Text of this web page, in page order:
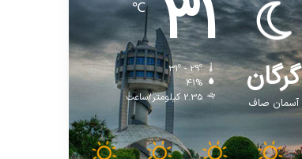
گرگان
آسمان صاف
31
℃
31º - 29º
41%
2.35 کیلومتر/ساعت